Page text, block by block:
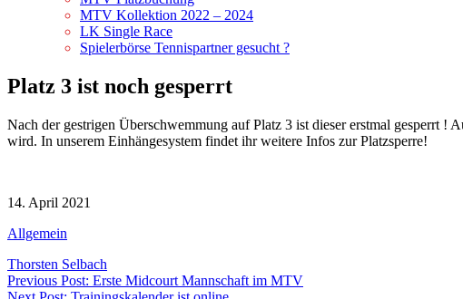
MTV Kollektion 2022 – 2024
LK Single Race
Spielerbörse Tennispartner gesucht ?
Platz 3 ist noch gesperrt
Nach der gestrigen Überschwemmung auf Platz 3 ist dieser erstmal gesperrt
wird. In unserem Einhängesystem findet ihr weitere Infos zur Platzsperre!
14. April 2021
Allgemein
Thorsten Selbach
Beitragsnavigation
Previous Post: Erste Midcourt Mannschaft im MTV